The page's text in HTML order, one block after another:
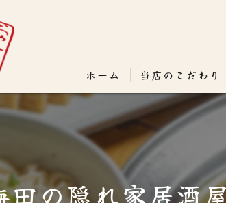
ホーム 当店のこだわり
田の隠れ家居酒